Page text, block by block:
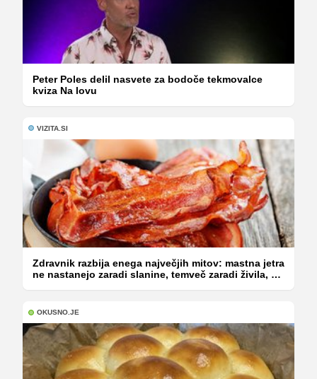
Peter Poles delil nasvete za bodoče tekmovalce
kviza Na lovu
VIZITA.SI
Zdravnik razbija enega največjih mitov: mastna jetra
ne nastanejo zaradi slanine, temveč zaradi živila, ki
OKUSNO.JE